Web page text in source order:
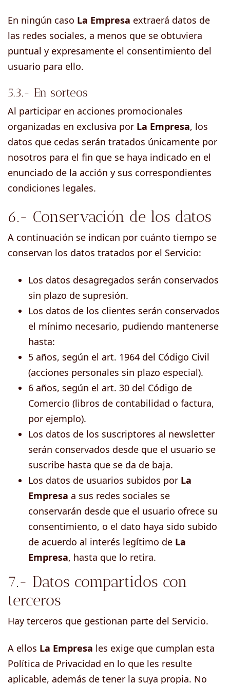
En ningún caso La Empresa extraerá datos de
las redes sociales, a menos que se obtuviera
puntual y expresamente el consentimiento del
usuario para ello.
5.3.- En sorteos
Al participar en acciones promocionales
organizadas en exclusiva por La Empresa, los
datos que cedas serán tratados únicamente por
nosotros para el fin que se haya indicado en el
enunciado de la acción y sus correspondientes
condiciones legales.
6.- Conservación de los datos
A continuación se indican por cuánto tiempo se
conservan los datos tratados por el Servicio:
Los datos desagregados serán conservados
sin plazo de supresión.
Los datos de los clientes serán conservados
el mínimo necesario, pudiendo mantenerse
hasta:
5 años, según el art. 1964 del Código Civil
(acciones personales sin plazo especial).
6 años, según el art. 30 del Código de
Comercio (libros de contabilidad o factura,
por ejemplo).
Los datos de los suscriptores al newsletter
serán conservados desde que el usuario se
suscribe hasta que se da de baja.
Los datos de usuarios subidos por La
Empresa a sus redes sociales se
conservarán desde que el usuario ofrece su
consentimiento, o el dato haya sido subido
de acuerdo al interés legítimo de La
Empresa, hasta que lo retira.
7.- Datos compartidos con
terceros
Hay terceros que gestionan parte del Servicio.
A ellos La Empresa les exige que cumplan esta
Política de Privacidad en lo que les resulte
aplicable, además de tener la suya propia. No